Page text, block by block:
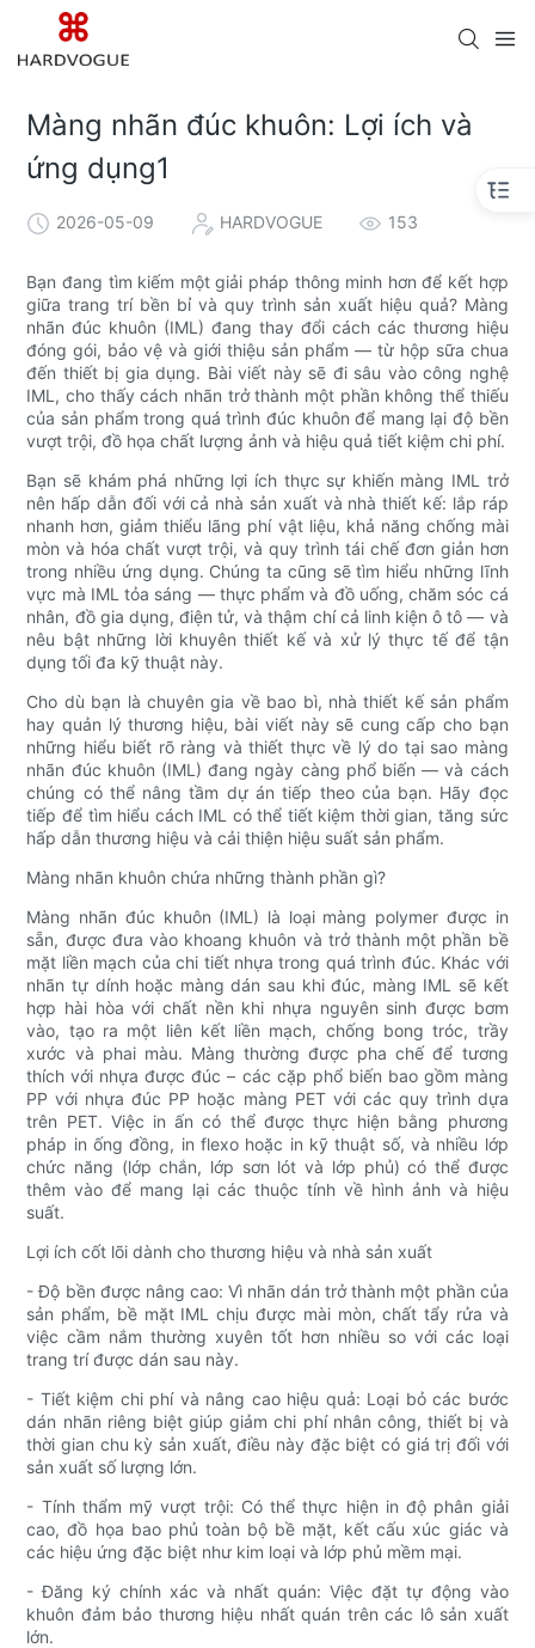
Màng nhãn đúc khuôn: Lợi ích và
ứng dụng1
2026-05-09 HARDVOGUE 153
Bạn đang tìm kiếm một giải pháp thông minh hơn để kết hợp
giữa trang trí bền bỉ và quy trình sản xuất hiệu quả? Màng
nhãn đúc khuôn (IML) đang thay đổi cách các thương hiệu
đóng gói, bảo vệ và giới thiệu sản phẩm — từ hộp sữa chua
đến thiết bị gia dụng. Bài viết này sẽ đi sâu vào công nghệ
IML, cho thấy cách nhãn trở thành một phần không thể thiếu
của sản phẩm trong quá trình đúc khuôn để mang lại độ bền
vượt trội, đồ họa chất lượng ảnh và hiệu quả tiết kiệm chi phí.
Bạn sẽ khám phá những lợi ích thực sự khiến màng IML trở
nên hấp dẫn đối với cả nhà sản xuất và nhà thiết kế: lắp ráp
nhanh hơn, giảm thiểu lãng phí vật liệu, khả năng chống mài
mòn và hóa chất vượt trội, và quy trình tái chế đơn giản hơn
trong nhiều ứng dụng. Chúng ta cũng sẽ tìm hiểu những lĩnh
vực mà IML tỏa sáng — thực phẩm và đồ uống, chăm sóc cá
nhân, đồ gia dụng, điện tử, và thậm chí cả linh kiện ô tô — và
nêu bật những lời khuyên thiết kế và xử lý thực tế để tận
dụng tối đa kỹ thuật này.
Cho dù bạn là chuyên gia về bao bì, nhà thiết kế sản phẩm
hay quản lý thương hiệu, bài viết này sẽ cung cấp cho bạn
những hiểu biết rõ ràng và thiết thực về lý do tại sao màng
nhãn đúc khuôn (IML) đang ngày càng phổ biến — và cách
chúng có thể nâng tầm dự án tiếp theo của bạn. Hãy đọc
tiếp để tìm hiểu cách IML có thể tiết kiệm thời gian, tăng sức
hấp dẫn thương hiệu và cải thiện hiệu suất sản phẩm.
Màng nhãn khuôn chứa những thành phần gì?
Màng nhãn đúc khuôn (IML) là loại màng polymer được in
sẵn, được đưa vào khoang khuôn và trở thành một phần bề
mặt liền mạch của chi tiết nhựa trong quá trình đúc. Khác với
nhãn tự dính hoặc màng dán sau khi đúc, màng IML sẽ kết
hợp hài hòa với chất nền khi nhựa nguyên sinh được bơm
vào, tạo ra một liên kết liền mạch, chống bong tróc, trầy
xước và phai màu. Màng thường được pha chế để tương
thích với nhựa được đúc – các cặp phổ biến bao gồm màng
PP với nhựa đúc PP hoặc màng PET với các quy trình dựa
trên PET. Việc in ấn có thể được thực hiện bằng phương
pháp in ống đồng, in flexo hoặc in kỹ thuật số, và nhiều lớp
chức năng (lớp chắn, lớp sơn lót và lớp phủ) có thể được
thêm vào để mang lại các thuộc tính về hình ảnh và hiệu
suất.
Lợi ích cốt lõi dành cho thương hiệu và nhà sản xuất
- Độ bền được nâng cao: Vì nhãn dán trở thành một phần của
sản phẩm, bề mặt IML chịu được mài mòn, chất tẩy rửa và
việc cầm nắm thường xuyên tốt hơn nhiều so với các loại
trang trí được dán sau này.
- Tiết kiệm chi phí và nâng cao hiệu quả: Loại bỏ các bước
dán nhãn riêng biệt giúp giảm chi phí nhân công, thiết bị và
thời gian chu kỳ sản xuất, điều này đặc biệt có giá trị đối với
sản xuất số lượng lớn.
- Tính thẩm mỹ vượt trội: Có thể thực hiện in độ phân giải
cao, đồ họa bao phủ toàn bộ bề mặt, kết cấu xúc giác và
các hiệu ứng đặc biệt như kim loại và lớp phủ mềm mại.
- Đăng ký chính xác và nhất quán: Việc đặt tự động vào
khuôn đảm bảo thương hiệu nhất quán trên các lô sản xuất
lớn.